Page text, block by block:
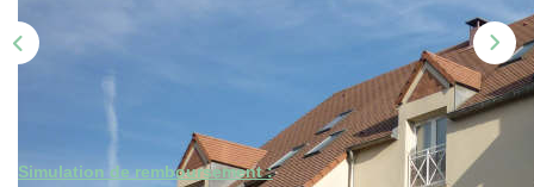
Simulation de remboursement :